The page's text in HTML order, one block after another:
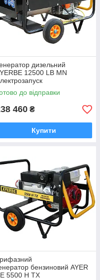
дизельний
12500 LB MN
до відправки
460 ₴
Купити
бензиновий AYER
5500 H TX